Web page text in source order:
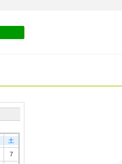
土
7